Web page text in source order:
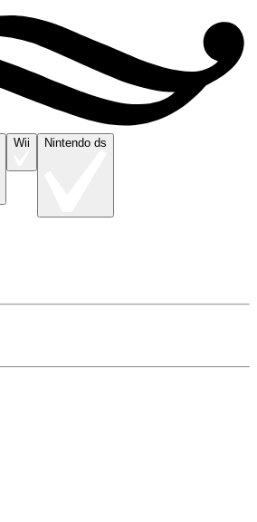
Wii Nintendo ds